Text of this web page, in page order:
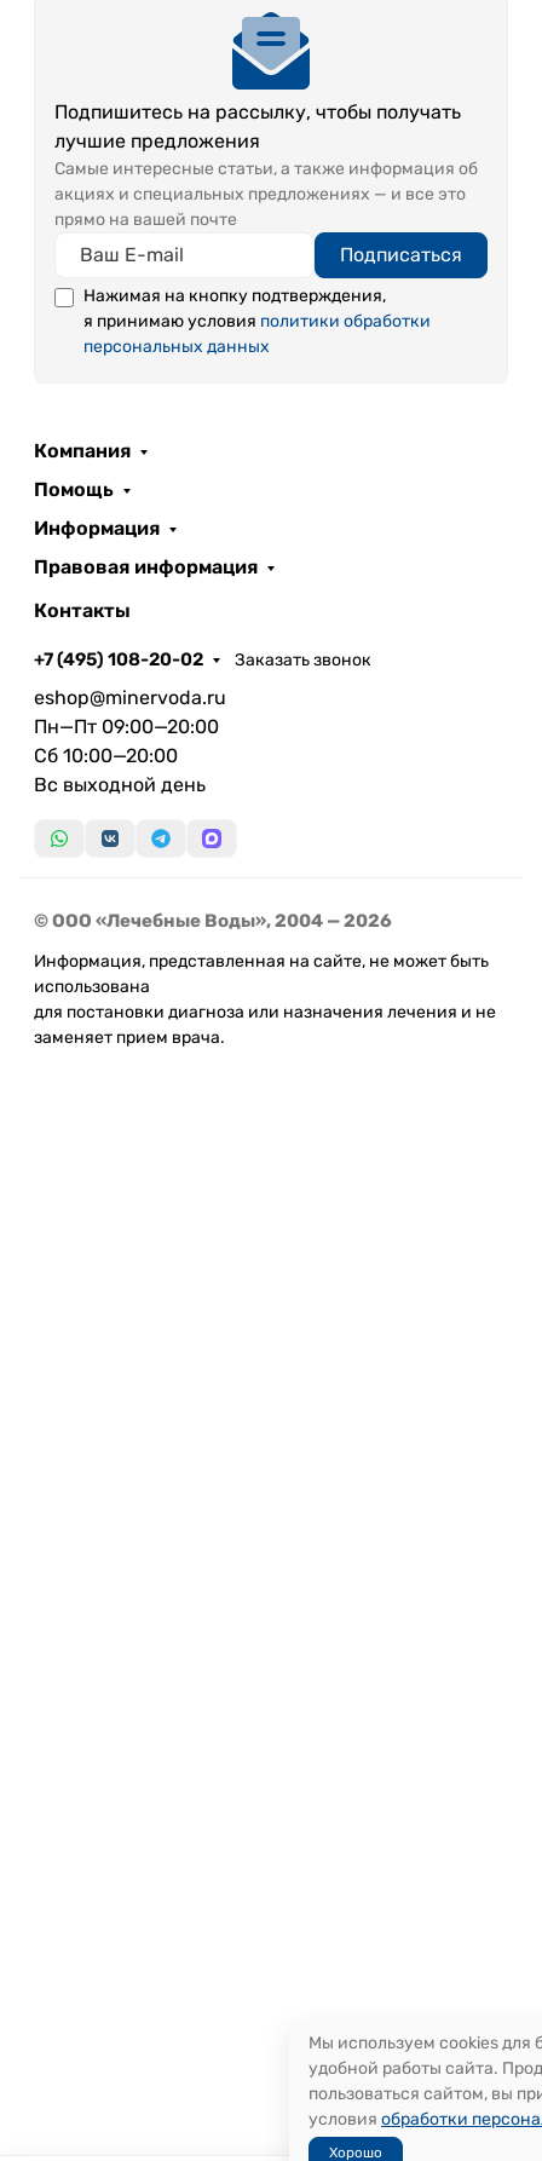
Подпишитесь на рассылку, чтобы получать
лучшие предложения
Самые интересные статьи, а также информация об
акциях и специальных предложениях — и все это
прямо на вашей почте
Подписаться
Нажимая на кнопку подтверждения,
я принимаю условия политики обработки
персональных данных
Компания
Помощь
Информация
Правовая информация
Контакты
+7 (495) 108-20-02 Заказать звонок
eshop@minervoda.ru
Пн—Пт 09:00—20:00
Сб 10:00—20:00
Вс выходной день
© ООО «Лечебные Воды», 2004 — 2026
Информация, представленная на сайте, не может быть
использована
для постановки диагноза или назначения лечения и не
заменяет прием врача.
Мы используем cookies для
удобной работы сайта.
пользоваться сайтом, вы
условия обработки
Хорошо